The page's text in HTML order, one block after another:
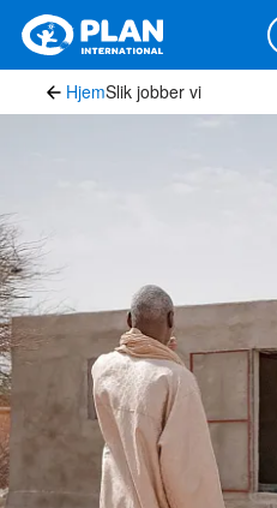
Hopp
hovedinnhold
HjemSlik jobber vi